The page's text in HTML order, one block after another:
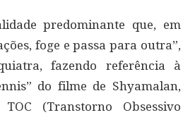
predominante que, em
foge e passa para outra”,
fazendo referência à
do filme de Shyamalan,
(Transtorno Obsessivo